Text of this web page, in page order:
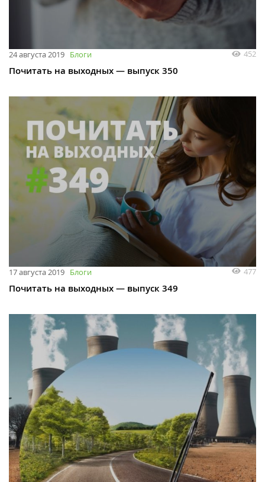
24 августа 2019 Блоги 452
Почитать на выходных — выпуск 350
17 августа 2019 Блоги 477
Почитать на выходных — выпуск 349